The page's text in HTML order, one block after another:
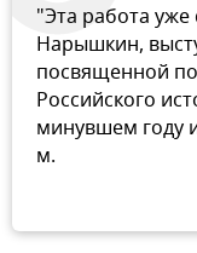
"Эта работа уже
Нарышкин,
посвященной
Российского
минувшем году
м.